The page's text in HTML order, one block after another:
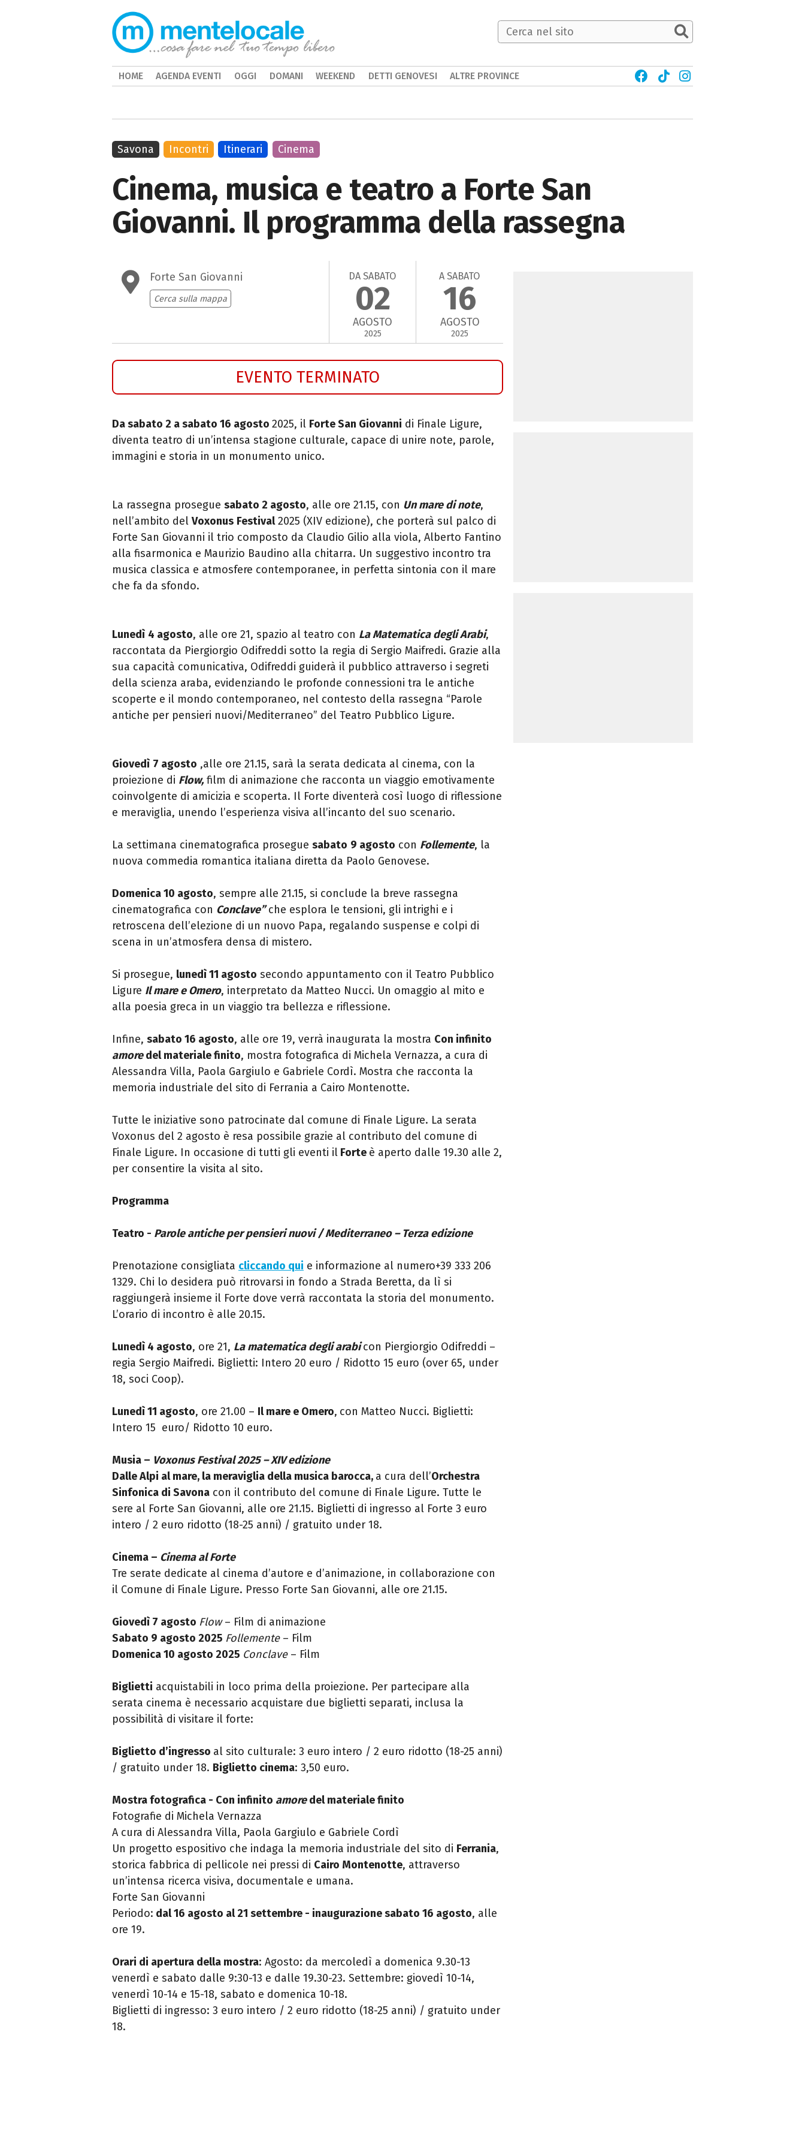
Cinema, musica e teatro a Forte San
Giovanni. Il programma della rassegna
Forte San Giovanni
Cerca sulla mappa
DA SABATO
02
AGOSTO
2025
A SABATO
16
AGOSTO
2025
EVENTO TERMINATO
Da sabato 2 a sabato 16 agosto 2025, il Forte San Giovanni di Finale Ligure,
diventa teatro di un’intensa stagione culturale, capace di unire note, parole,
immagini e storia in un monumento unico.
La rassegna prosegue sabato 2 agosto, alle ore 21.15, con Un mare di note,
nell’ambito del Voxonus Festival2025 (XIV edizione), che porterà sul palco di
Forte San Giovanni il trio composto da Claudio Gilio alla viola, Alberto Fantino
alla fisarmonica e Maurizio Baudino alla chitarra. Un suggestivo incontro tra
musica classica e atmosfere contemporanee, in perfetta sintonia con il mare
che fa da sfondo.
Lunedì 4 agosto, alle ore 21, spazio al teatro con La Matematica degli Arabi,
raccontata da Piergiorgio Odifreddi sotto la regia di Sergio Maifredi. Grazie alla
sua capacità comunicativa, Odifreddi guiderà il pubblico attraverso i segreti
della scienza araba, evidenziando le profonde connessioni tra le antiche
scoperte e il mondo contemporaneo, nel contesto della rassegna “Parole
antiche per pensieri nuovi/Mediterraneo” del Teatro Pubblico Ligure.
Giovedì 7 agosto ,alle ore 21.15, sarà la serata dedicata al cinema, con la
proiezione di Flow, film di animazione che racconta un viaggio emotivamente
coinvolgente di amicizia e scoperta. Il Forte diventerà così luogo di riflessione
e meraviglia, unendo l’esperienza visiva all’incanto del suo scenario.
La settimana cinematografica prosegue sabato 9 agosto con Follemente, la
nuova commedia romantica italiana diretta da Paolo Genovese.
Domenica 10 agosto, sempre alle 21.15, si conclude la breve rassegna
cinematografica con Conclave”che esplora le tensioni, gli intrighi e i
retroscena dell’elezione di un nuovo Papa, regalando suspense e colpi di
scena in un’atmosfera densa di mistero.
Si prosegue, lunedì 11 agosto secondo appuntamento con il Teatro Pubblico
Ligure Il mare e Omero, interpretato da Matteo Nucci. Un omaggio al mito e
alla poesia greca in un viaggio tra bellezza e riflessione.
Infine, sabato 16 agosto, alle ore 19, verrà inaugurata la mostra Con infinito
amoredel materiale finito, mostra fotografica di Michela Vernazza, a cura di
Alessandra Villa, Paola Gargiulo e Gabriele Cordì. Mostra che racconta la
memoria industriale del sito di Ferrania a Cairo Montenotte.
Tutte le iniziative sono patrocinate dal comune di Finale Ligure. La serata
Voxonus del 2 agosto è resa possibile grazie al contributo del comune di
Finale Ligure. In occasione di tutti gli eventi il Forte è aperto dalle 19.30 alle 2,
per consentire la visita al sito.
Programma
Teatro - Parole antiche per pensieri nuovi / Mediterraneo – Terza edizione
Prenotazione consigliata cliccando qui e informazione al numero+39 333 206
1329. Chi lo desidera può ritrovarsi in fondo a Strada Beretta, da lì si
raggiungerà insieme il Forte dove verrà raccontata la storia del monumento.
L’orario di incontro è alle 20.15.
Lunedì 4 agosto, ore 21, La matematica degli arabicon Piergiorgio Odifreddi –
regia Sergio Maifredi. Biglietti: Intero 20 euro / Ridotto 15 euro (over 65, under
18, soci Coop).
Lunedì 11 agosto, ore 21.00 – Il mare e Omero, con Matteo Nucci. Biglietti:
Intero 15 euro/ Ridotto 10 euro.
Musia – Voxonus Festival 2025 – XIV edizione
Dalle Alpi al mare, la meraviglia della musica barocca, a cura dell’Orchestra
Sinfonica di Savona con il contributo del comune di Finale Ligure. Tutte le
sere al Forte San Giovanni, alle ore 21.15. Biglietti di ingresso al Forte 3 euro
intero / 2 euro ridotto (18-25 anni) / gratuito under 18.
Cinema – Cinema al Forte
Tre serate dedicate al cinema d’autore e d’animazione, in collaborazione con
il Comune di Finale Ligure. Presso Forte San Giovanni, alle ore 21.15.
Giovedì 7 agosto Flow– Film di animazione
Sabato 9 agosto 2025 Follemente– Film
Domenica 10 agosto 2025 Conclave– Film
Biglietti acquistabili in loco prima della proiezione. Per partecipare alla
serata cinema è necessario acquistare due biglietti separati, inclusa la
possibilità di visitare il forte:
Biglietto d’ingresso al sito culturale: 3 euro intero / 2 euro ridotto (18-25 anni)
/ gratuito under 18. Biglietto cinema: 3,50 euro.
Mostra fotografica - Con infinito amoredel materiale finito
Fotografie di Michela Vernazza
A cura di Alessandra Villa, Paola Gargiulo e Gabriele Cordì
Un progetto espositivo che indaga la memoria industriale del sito di Ferrania,
storica fabbrica di pellicole nei pressi di Cairo Montenotte, attraverso
un’intensa ricerca visiva, documentale e umana.
Forte San Giovanni
Periodo: dal 16 agosto al 21 settembre - inaugurazione sabato 16 agosto, alle
ore 19.
Orari di apertura della mostra: Agosto: da mercoledì a domenica 9.30-13
venerdì e sabato dalle 9:30-13 e dalle 19.30-23. Settembre: giovedì 10-14,
venerdì 10-14 e 15-18, sabato e domenica 10-18.
Biglietti di ingresso: 3 euro intero / 2 euro ridotto (18-25 anni) / gratuito under
18.
Savona Incontri Itinerari Cinema
HOME AGENDA EVENTI OGGI DOMANI WEEKEND DETTI GENOVESI ALTRE PROVINCE